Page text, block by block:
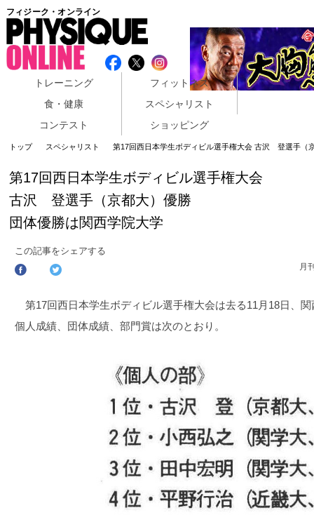
フィジーク・オンライン
トレーニング
フィットネス
食・健康
スペシャリスト
コンテスト
ショッピング
トップ スペシャリスト 第17回西日本学生ボディビル選手権大会 古沢 登選手（
第17回西日本学生ボディビル選手権大会
古沢 登選手（京都大）優勝
団体優勝は関西学院大学
この記事をシェアする
月
第17回西日本学生ボディビル選手権大会は去る11月18日、
個人成績、団体成績、部門賞は次のとおり。